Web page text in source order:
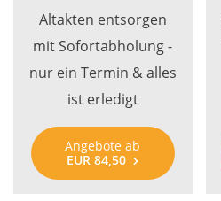
Altakten entsorgen
mit Sofortabholung -
nur ein Termin & alles
ist erledigt
Angebote ab
EUR 84,50